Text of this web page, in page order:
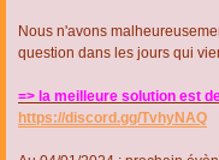
Nous n'avons
question dans les jours qui
=> la meilleure solution est
https://discord.gg/TvhyNAQ